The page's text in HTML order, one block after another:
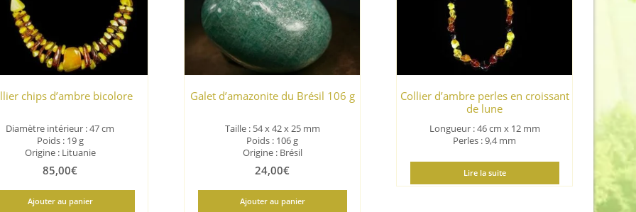
chips d’ambre bicolore
Diamètre intérieur : 47 cm
Poids : 19 g
Origine : Lituanie
85,00€
Ajouter au panier
Galet d’amazonite du Brésil 106 g
Taille : 54 x 42 x 25 mm
Poids : 106 g
Origine : Brésil
24,00€
Ajouter au panier
Collier d’ambre perles en croissant
de lune
Longueur : 46 cm x 12 mm
Perles : 9,4 mm
Lire la suite